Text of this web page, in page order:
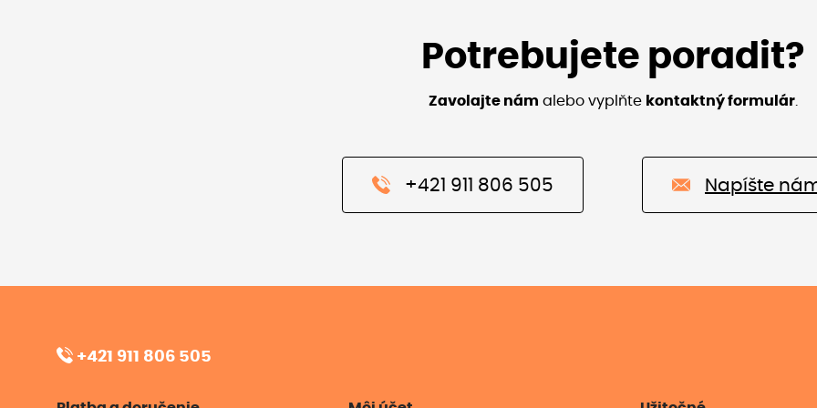
Potrebujete poradit?
Zavolajte nám alebo vyplňte kontaktný formulár.
+421 911 806 505 Napíšte
+421 911 806 505